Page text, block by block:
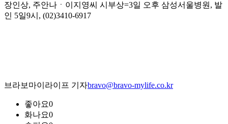
장인상, 주안나ㆍ이지영씨 시부상=3일 오후 삼성서울병원, 발
인 5일9시, (02)3410-6917
브라보마이라이프 기자bravo@bravo-mylife.co.kr
좋아요0
화나요0